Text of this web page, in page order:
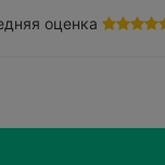
оценка